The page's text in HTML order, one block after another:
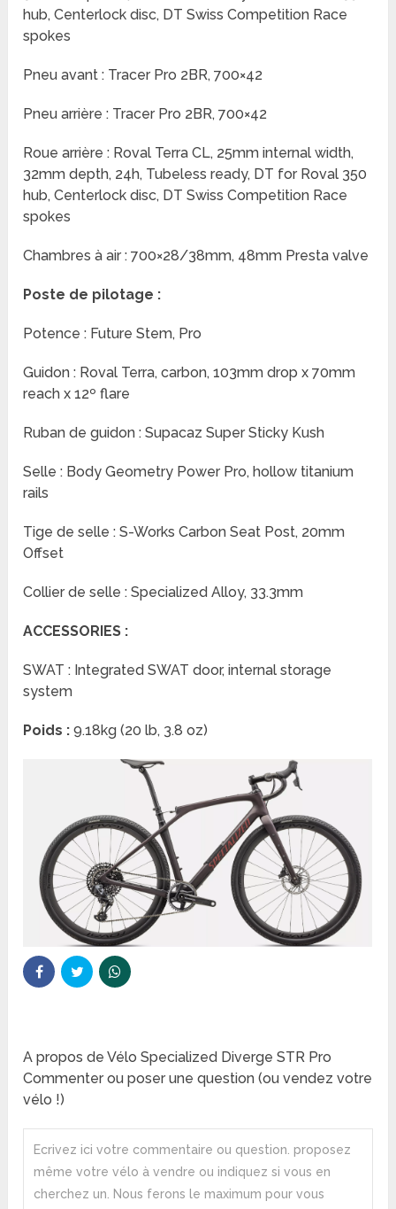
hub, Centerlock disc, DT Swiss Competition Race
spokes
Pneu avant : Tracer Pro 2BR, 700×42
Pneu arrière : Tracer Pro 2BR, 700×42
Roue arrière : Roval Terra CL, 25mm internal width,
32mm depth, 24h, Tubeless ready, DT for Roval 350
hub, Centerlock disc, DT Swiss Competition Race
spokes
Chambres à air : 700×28/38mm, 48mm Presta valve
Poste de pilotage :
Potence : Future Stem, Pro
Guidon : Roval Terra, carbon, 103mm drop x 70mm
reach x 12º flare
Ruban de guidon : Supacaz Super Sticky Kush
Selle : Body Geometry Power Pro, hollow titanium
rails
Tige de selle : S-Works Carbon Seat Post, 20mm
Offset
Collier de selle : Specialized Alloy, 33.3mm
ACCESSORIES :
SWAT : Integrated SWAT door, internal storage
system
Poids : 9.18kg (20 lb, 3.8 oz)
A propos de Vélo Specialized Diverge STR Pro
Commenter ou poser une question (ou vendez votre
vélo !)